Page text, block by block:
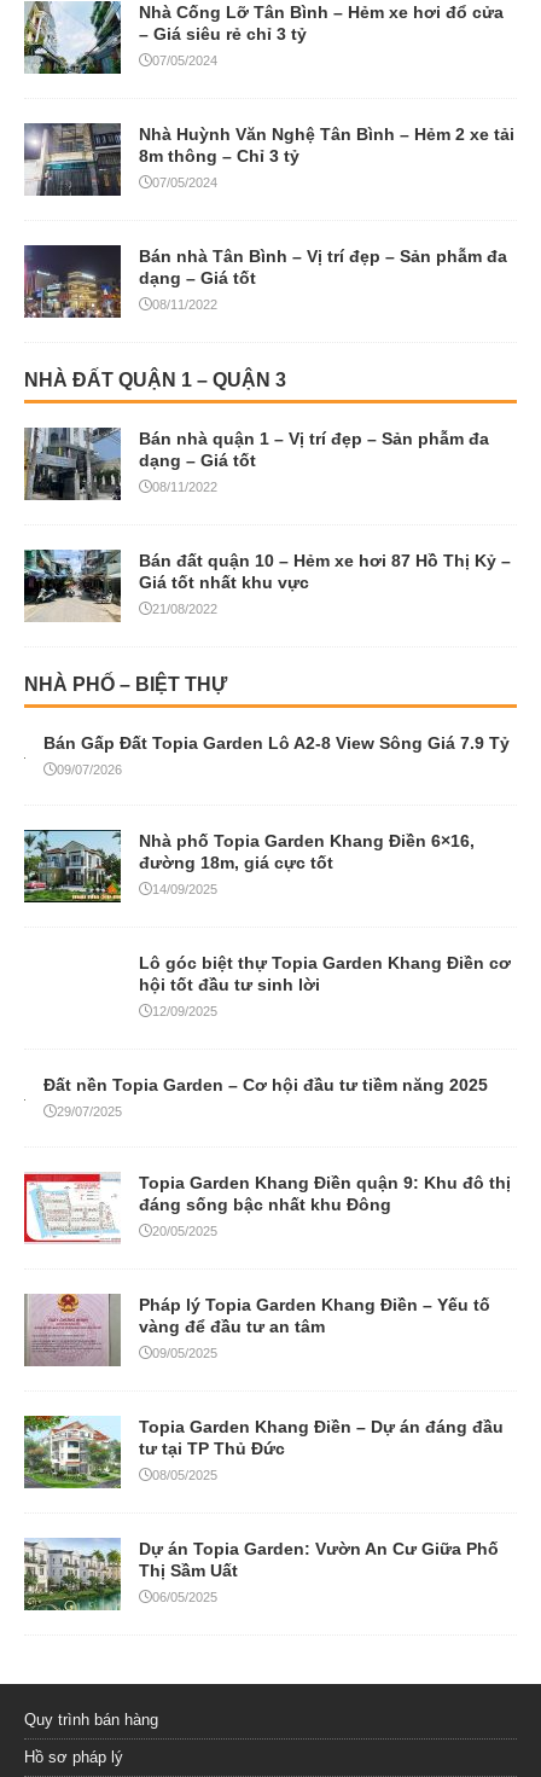
Nhà Cống Lỡ Tân Bình – Hẻm xe hơi đổ cửa
– Giá siêu rẻ chỉ 3 tỷ
07/05/2024
Nhà Huỳnh Văn Nghệ Tân Bình – Hẻm 2 xe tải
8m thông – Chỉ 3 tỷ
07/05/2024
Bán nhà Tân Bình – Vị trí đẹp – Sản phẫm đa
dạng – Giá tốt
08/11/2022
NHÀ ĐẤT QUẬN 1 – QUẬN 3
Bán nhà quận 1 – Vị trí đẹp – Sản phẫm đa
dạng – Giá tốt
08/11/2022
Bán đất quận 10 – Hẻm xe hơi 87 Hồ Thị Kỷ –
Giá tốt nhất khu vực
21/08/2022
NHÀ PHỐ – BIỆT THỰ
Bán Gấp Đất Topia Garden Lô A2-8 View Sông Giá 7.9 Tỷ
09/07/2026
Nhà phố Topia Garden Khang Điền 6×16,
đường 18m, giá cực tốt
14/09/2025
Lô góc biệt thự Topia Garden Khang Điền cơ
hội tốt đầu tư sinh lời
12/09/2025
Đất nền Topia Garden – Cơ hội đầu tư tiềm năng 2025
29/07/2025
Topia Garden Khang Điền quận 9: Khu đô thị
đáng sống bậc nhất khu Đông
20/05/2025
Pháp lý Topia Garden Khang Điền – Yếu tố
vàng để đầu tư an tâm
09/05/2025
Topia Garden Khang Điền – Dự án đáng đầu
tư tại TP Thủ Đức
08/05/2025
Dự án Topia Garden: Vườn An Cư Giữa Phố
Thị Sầm Uất
06/05/2025
Quy trình bán hàng
Hồ sơ pháp lý